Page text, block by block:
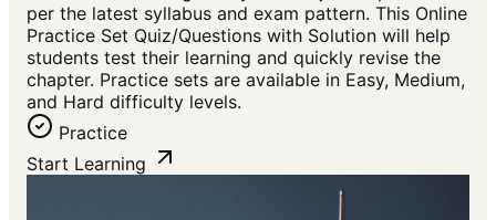
per the latest syllabus and exam pattern. This Online
Practice Set Quiz/Questions with Solution will help
students test their learning and quickly revise the
chapter. Practice sets are available in Easy, Medium,
and Hard difficulty levels.
Practice
Start Learning